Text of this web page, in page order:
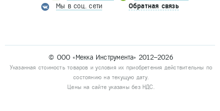
Мы в соц. сети
Обратная связь
© ООО «Мекка Инструмента» 2012–2026
Указанная стоимость товаров и условия их приобретения действительны по
состоянию на текущую дату.
Цены на сайте указаны без НДС.